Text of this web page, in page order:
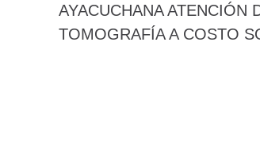
AYACUCHANA ATENCIÓN
TOMOGRAFÍA A COSTO